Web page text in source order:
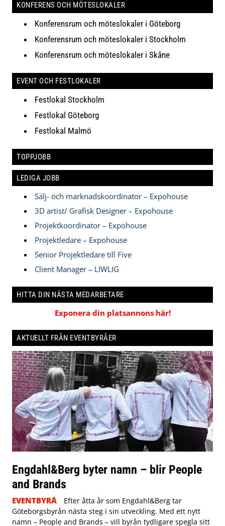
KONFERENS OCH MÖTESLOKALER
Konferensrum och möteslokaler i Göteborg
Konferensrum och möteslokaler i Stockholm
Konferensrum och möteslokaler i Skåne
EVENT OCH FESTLOKALER
Festlokal Stockholm
Festlokal Göteborg
Festlokal Malmö
TOPPJOBB
LEDIGA JOBB
Sälj- och marknadskoordinator – Expohouse
3D artist/ Grafisk Designer – Expohouse
Projektkoordinator – Expohouse
Projektledare – Expohouse
Senior Projektledare till Five
Client Manager – LIWLIG
HITTA DIN NÄSTA MEDARBETARE
Exponera din platsannons här!
AKTUELLT FRÅN EVENTBYRÅER
Engdahl&Berg byter namn – blir People
and Brands
EVENTBYRÅ
Efter åtta år som Engdahl&Berg tar
Göteborgsbyrån nästa steg i sin utveckling. Med ett nytt
namn – People and Brands – vill byrån tydligare spegla sitt